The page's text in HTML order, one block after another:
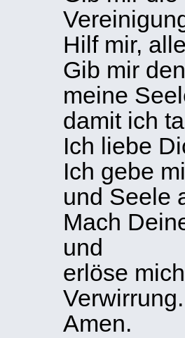
Hilf mir,
Gib mir
meine
damit ich
Ich liebe
Ich gebe
und Seele
Mach
und
erlöse
Verwirrung.
Amen.